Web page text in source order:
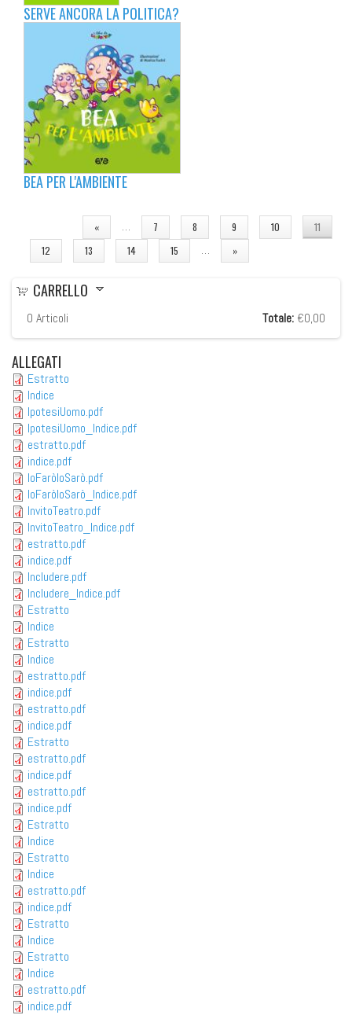
SERVE ANCORA LA POLITICA?
BEA PER L'AMBIENTE
« … 7 8 9 10
11
12
13 14 15 … »
CARRELLO
0 Articoli Totale: €0,00
ALLEGATI
Estratto
Indice
IpotesiUomo.pdf
IpotesiUomo_Indice.pdf
estratto.pdf
indice.pdf
IoFaròIoSarò.pdf
IoFaròIoSarò_Indice.pdf
InvitoTeatro.pdf
InvitoTeatro_Indice.pdf
estratto.pdf
indice.pdf
Includere.pdf
Includere_Indice.pdf
Estratto
Indice
Estratto
Indice
estratto.pdf
indice.pdf
estratto.pdf
indice.pdf
Estratto
estratto.pdf
indice.pdf
estratto.pdf
indice.pdf
Estratto
Indice
Estratto
Indice
estratto.pdf
indice.pdf
Estratto
Indice
Estratto
Indice
estratto.pdf
indice.pdf